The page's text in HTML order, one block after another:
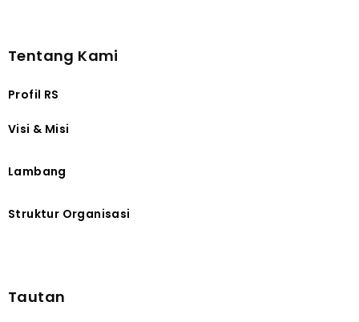
Tentang Kami
Profil RS
Visi & Misi
Lambang
Struktur Organisasi
Tautan